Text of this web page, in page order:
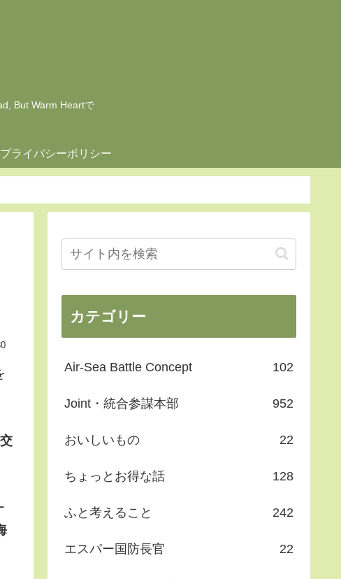
But Warm Heartで
プライバシーポリシー
カテゴリー
Air-Sea Battle Concept 102
Joint・統合参謀本部 952
おいしいもの 22
ちょっとお得な話 128
ふと考えること 242
エスパー国防長官 22